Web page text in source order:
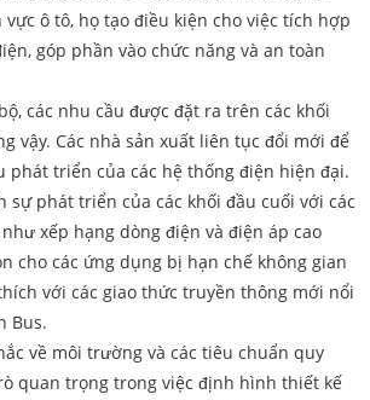
ô tô, họ tạo điều kiện cho việc tích hợp
góp phần vào chức năng và an toàn
các nhu cầu được đặt ra trên các khối
vậy. Các nhà sản xuất liên tục đổi mới để
phát triển của các hệ thống điện hiện đại.
sự phát triển của các khối đầu cuối với các
xếp hạng dòng điện và điện áp cao
cho các ứng dụng bị hạn chế không gian
với các giao thức truyền thông mới nổi
Bus.
về môi trường và các tiêu chuẩn quy
quan trọng trong việc định hình thiết kế